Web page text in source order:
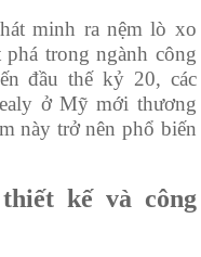
minh ra nệm lò xo
trong ngành công
đầu thế kỷ 20, các
ở Mỹ mới thương
này trở nên phổ biến
kế và công